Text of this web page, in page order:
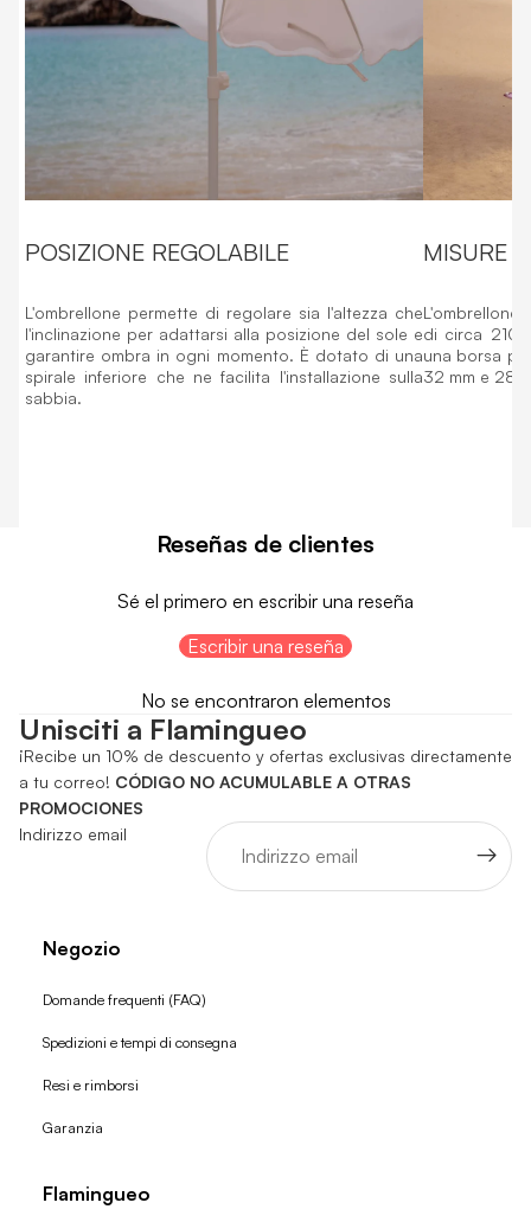
POSIZIONE REGOLABILE
L'ombrellone permette di regolare sia l'altezza che
l'inclinazione per adattarsi alla posizione del sole e
garantire ombra in ogni momento. È dotato di una
spirale inferiore che ne facilita l'installazione sulla
sabbia.
MISURE
L'ombrellone
di circa 210
una borsa
32 mm e 28
Reseñas de clientes
Sé el primero en escribir una reseña
Escribir una reseña
No se encontraron elementos
Unisciti a Flamingueo
¡Recibe un 10% de descuento y ofertas exclusivas directamente
a tu correo! CÓDIGO NO ACUMULABLE A OTRAS
PROMOCIONES
Indirizzo email
Negozio
Domande frequenti (FAQ)
Spedizioni e tempi di consegna
Resi e rimborsi
Garanzia
Flamingueo